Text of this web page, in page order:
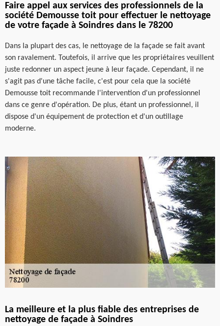
Faire appel aux services des professionnels de la
société Demousse toit pour effectuer le nettoyage
de votre façade à Soindres dans le 78200
Dans la plupart des cas, le nettoyage de la façade se fait avant
son ravalement. Toutefois, il arrive que les propriétaires veuillent
juste redonner un aspect jeune à leur façade. Cependant, il ne
s'agit pas d'une tâche facile, c'est pour cela que la société
Demousse toit recommande l'intervention d'un professionnel
dans ce genre d'opération. De plus, étant un professionnel, il
dispose d'un équipement de protection et d'un outillage
moderne.
La meilleure et la plus fiable des entreprises de
nettoyage de façade à Soindres